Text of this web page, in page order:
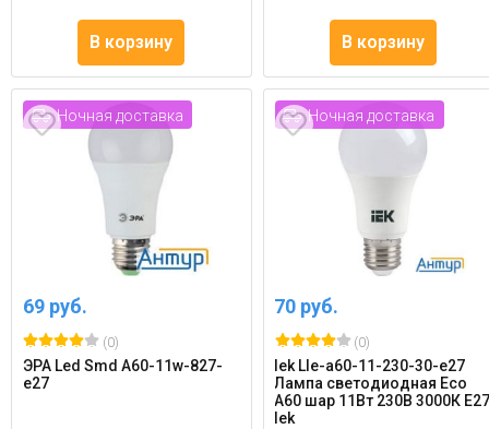
В корзину В корзину
Ночная доставка
69 руб.
(0)
ЭРА Led Smd A60-11w-827-
e27
Ночная доставка
70 руб.
(0)
Iek Lle-a60-11-230-30-e27
Лампа светодиодная Eco
A60 шар 11Вт 230В 3000К
Iek